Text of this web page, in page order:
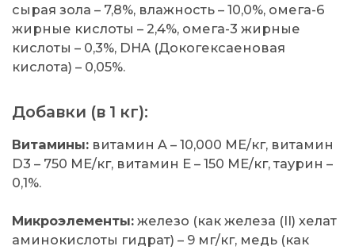
сырая зола – 7,8%, влажность – 10,0%, омега-6
жирные кислоты – 2,4%, омега-3 жирные
кислоты – 0,3%, DHA (Докогексаеновая
кислота) – 0,05%.
Добавки (в 1 кг):
Витамины: витамин A – 10,000 МЕ/кг, витамин
D3 – 750 МЕ/кг, витамин E – 150 МЕ/кг, таурин –
0,1%.
Микроэлементы: железо (как железа (II) хелат
аминокислоты гидрат) – 9 мг/кг, медь (как